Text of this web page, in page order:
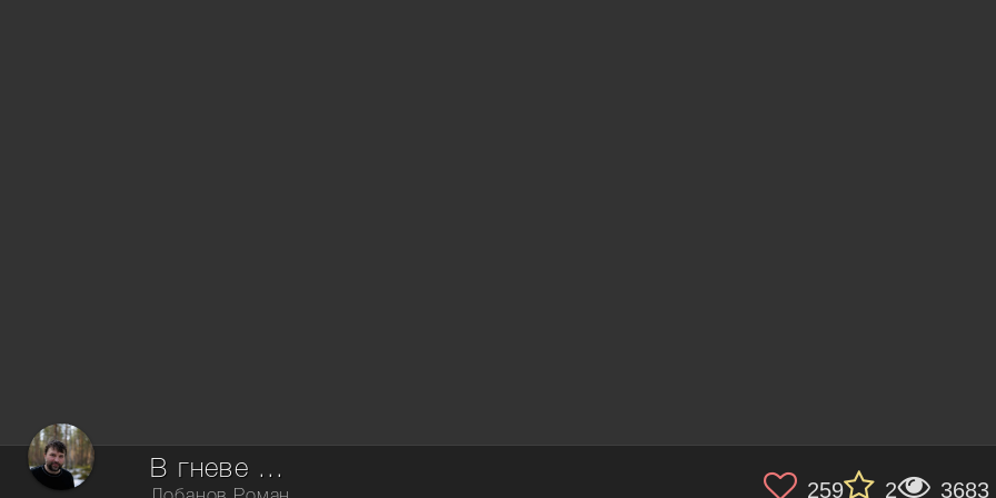
В гневе ...
259 2 3683